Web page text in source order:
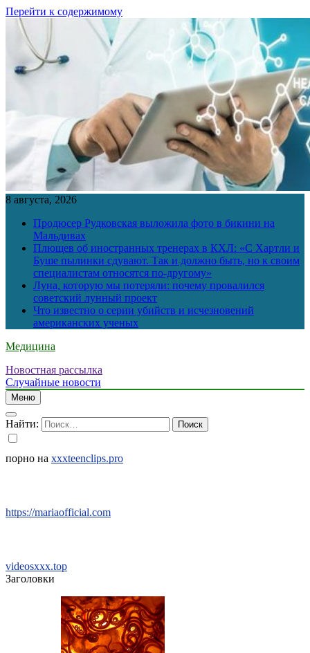
Перейти к содержимому
8 августа, 2026
Продюсер Рудковская выложила фото в бикини на
Мальдивах
Плющев об иностранных тренерах в КХЛ: «С Хартли и
Буше пылинки сдувают. Так и должно быть, но к своим
специалистам относятся по-другому»
Луна, которую мы потеряли: почему провалился
советский лунный проект
Что известно о серии убийств и исчезновений
американских ученых
Медицина
Новостная рассылка
Случайные новости
Меню
Найти:
порно на xxxteenclips.pro
https://mariaofficial.com
videosxxx.top
Заголовки